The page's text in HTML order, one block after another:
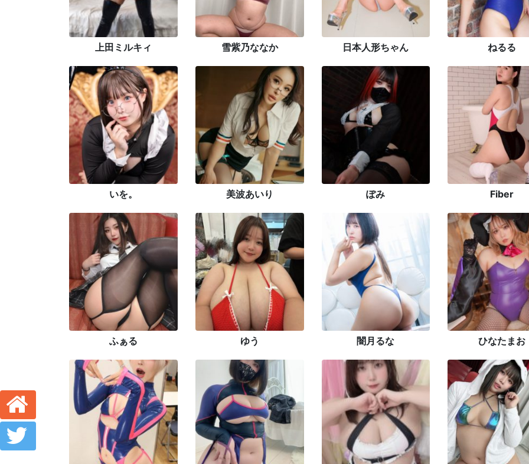
上田ミルキィ 雪紫乃ななか 日本人形ちゃん ねるる
いを。 美波あいり ぽみ Fiber
ふぁる ゆう 闇月るな ひなたまお